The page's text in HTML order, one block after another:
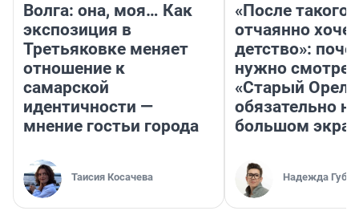
Волга: она, моя… Как
экспозиция в
Третьяковке меняет
отношение к
самарской
идентичности —
мнение гостьи города
Таисия Косачева
«После такого
отчаянно
детство»:
нужно
«Старый
обязательно на
большом
Надежда